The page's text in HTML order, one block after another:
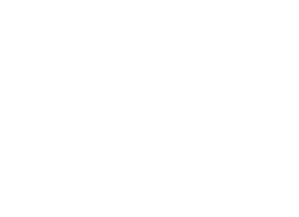
favorito, primero has de iniciar sesión con tu